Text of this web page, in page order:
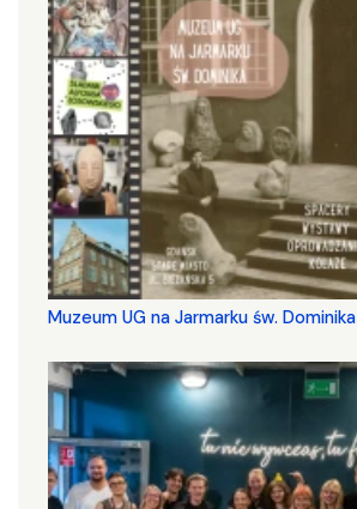
Muzeum UG na Jarmarku św. Dominika